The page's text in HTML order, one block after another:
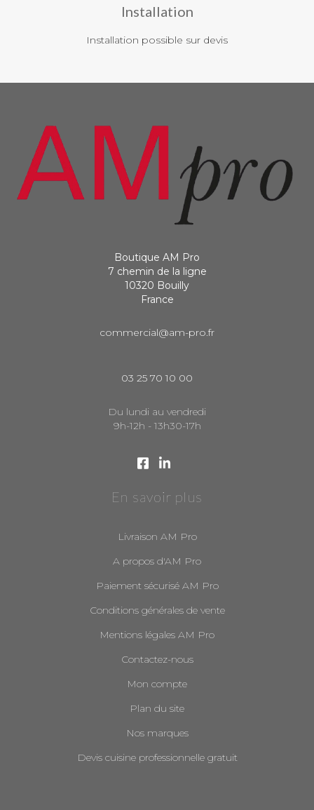
Installation
Installation possible sur devis
Boutique AM Pro
7 chemin de la ligne
10320 Bouilly
France
commercial@am-pro.fr
03 25 70 10 00
Du lundi au vendredi
9h-12h - 13h30-17h
En savoir plus
Livraison AM Pro
A propos d'AM Pro
Paiement sécurisé AM Pro
Conditions générales de vente
Mentions légales AM Pro
Contactez-nous
Mon compte
Plan du site
Nos marques
Devis cuisine professionnelle gratuit